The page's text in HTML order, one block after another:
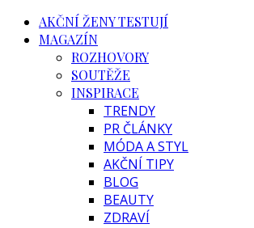
AKČNÍ ŽENY TESTUJÍ
MAGAZÍN
ROZHOVORY
SOUTĚŽE
INSPIRACE
TRENDY
PR ČLÁNKY
MÓDA A STYL
AKČNÍ TIPY
BLOG
BEAUTY
ZDRAVÍ